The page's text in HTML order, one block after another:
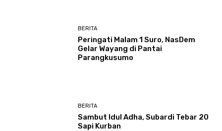
BERITA
Peringati Malam 1 Suro, NasDem
Gelar Wayang di Pantai
Parangkusumo
BERITA
Sambut Idul Adha, Subardi Tebar 20
Sapi Kurban